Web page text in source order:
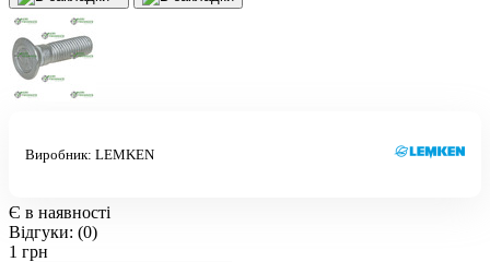
Виробник: LEMKEN
Є в наявності
Відгуки: (0)
1 грн